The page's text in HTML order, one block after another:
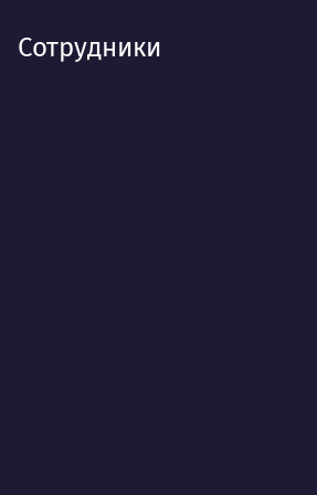
Сотрудники